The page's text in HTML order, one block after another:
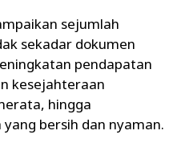
sejumlah
sekadar dokumen
pendapatan
kesejahteraan
hingga
bersih dan nyaman.